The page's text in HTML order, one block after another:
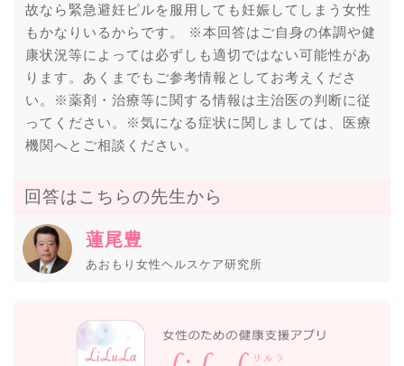
故なら緊急避妊ピルを服用しても妊娠してしまう女性
もかなりいるからです。 ※本回答はご自身の体調や健
康状況等によっては必ずしも適切ではない可能性があ
ります。あくまでもご参考情報としてお考えくださ
い。※薬剤・治療等に関する情報は主治医の判断に従
ってください。※気になる症状に関しましては、医療
機関へとご相談ください。
回答はこちらの先生から
蓮尾豊
あおもり女性ヘルスケア研究所